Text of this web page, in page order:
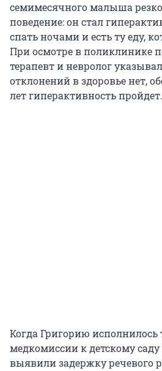
семимесячного малыша
поведение: он стал
спать ночами и есть ту еду,
При осмотре в поликлинике
терапевт и невролог
отклонений в здоровье нет,
лет гиперактивность пройдет.
Когда Григорию исполнилось
медкомиссии к детскому
выявили задержку речевого